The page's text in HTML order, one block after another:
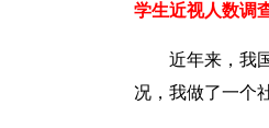
学生近视人数调
近年来，我
况，我做了一个